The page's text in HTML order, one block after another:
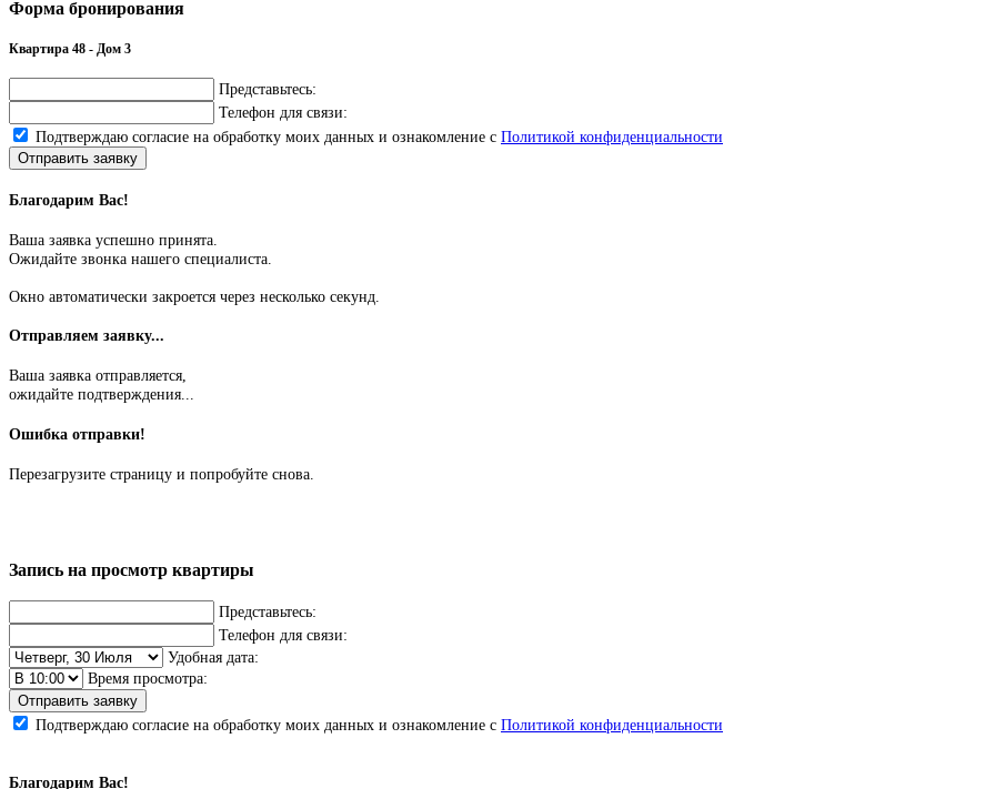
Форма бронирования
Квартира 48 - Дом 3
Представьтесь:
Телефон для связи:
Подтверждаю согласие на обработку моих данных и ознакомление с Политикой конфиденциальности
Отправить заявку
Благодарим Вас!
Ваша заявка успешно принята.
Ожидайте звонка нашего специалиста.
Окно автоматически закроется через несколько секунд.
Отправляем заявку...
Ваша заявка отправляется,
ожидайте подтверждения...
Ошибка отправки!
Перезагрузите страницу и попробуйте снова.
Запись на просмотр квартиры
Представьтесь:
Телефон для связи:
Удобная дата:
Время просмотра:
Отправить заявку
Подтверждаю согласие на обработку моих данных и ознакомление с Политикой конфиденциальности
Благодарим Вас!